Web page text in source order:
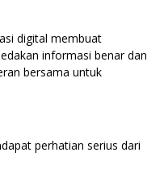
digital membuat
informasi benar dan
bersama untuk
perhatian serius dari